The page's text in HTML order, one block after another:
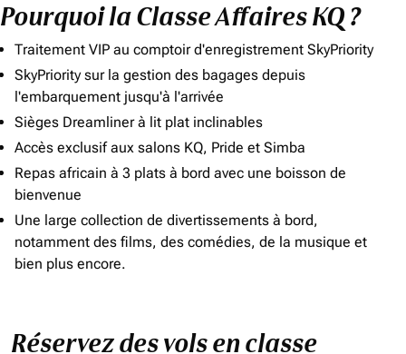
Pourquoi la Classe Affaires KQ ?
Traitement VIP au comptoir d'enregistrement SkyPriority
SkyPriority sur la gestion des bagages depuis
l'embarquement jusqu'à l'arrivée
Sièges Dreamliner à lit plat inclinables
Accès exclusif aux salons KQ, Pride et Simba
Repas africain à 3 plats à bord avec une boisson de
bienvenue
Une large collection de divertissements à bord,
notamment des films, des comédies, de la musique et
bien plus encore.
Réservez des vols en classe